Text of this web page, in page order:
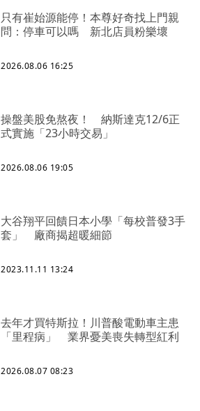
只有崔始源能停！本尊好奇找上門親
問：停車可以嗎 新北店員粉樂壞
2026.08.06 16:25
操盤美股免熬夜！ 納斯達克12/6正
式實施「23小時交易」
2026.08.06 19:05
大谷翔平回饋日本小學「每校普發3手
套」 廠商揭超暖細節
2023.11.11 13:24
去年才買特斯拉！川普酸電動車主患
「里程病」 業界憂美喪失轉型紅利
2026.08.07 08:23